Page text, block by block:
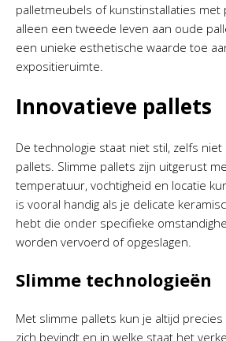
palletmeubels of kunstinstallaties met
alleen een tweede leven aan oude
een unieke esthetische waarde toe
expositieruimte.
Innovatieve pallets
De technologie staat niet stil, zelfs
pallets. Slimme pallets zijn uitgerust
temperatuur, vochtigheid en locatie
is vooral handig als je delicate
hebt die onder specifieke
worden vervoerd of opgeslagen.
Slimme technologieën
Met slimme pallets kun je altijd
zich bevindt en in welke staat het